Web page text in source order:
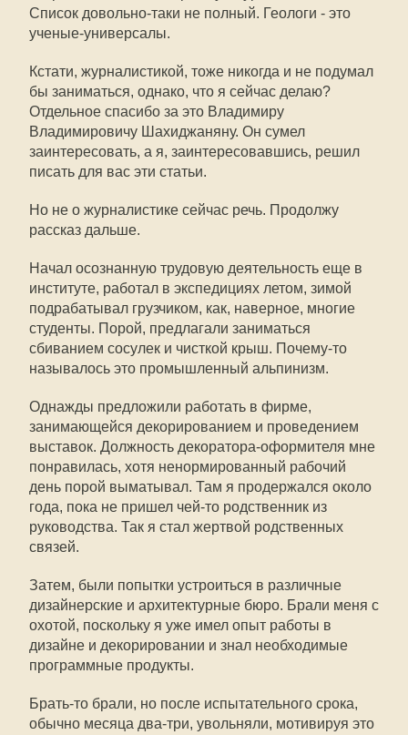
Список довольно-таки не полный. Геологи - это
ученые-универсалы.
Кстати, журналистикой, тоже никогда и не подумал
бы заниматься, однако, что я сейчас делаю?
Отдельное спасибо за это Владимиру
Владимировичу Шахиджаняну. Он сумел
заинтересовать, а я, заинтересовавшись, решил
писать для вас эти статьи.
Но не о журналистике сейчас речь. Продолжу
рассказ дальше.
Начал осознанную трудовую деятельность еще в
институте, работал в экспедициях летом, зимой
подрабатывал грузчиком, как, наверное, многие
студенты. Порой, предлагали заниматься
сбиванием сосулек и чисткой крыш. Почему-то
называлось это промышленный альпинизм.
Однажды предложили работать в фирме,
занимающейся декорированием и проведением
выставок. Должность декоратора-оформителя мне
понравилась, хотя ненормированный рабочий
день порой выматывал. Там я продержался около
года, пока не пришел чей-то родственник из
руководства. Так я стал жертвой родственных
связей.
Затем, были попытки устроиться в различные
дизайнерские и архитектурные бюро. Брали меня с
охотой, поскольку я уже имел опыт работы в
дизайне и декорировании и знал необходимые
программные продукты.
Брать-то брали, но после испытательного срока,
обычно месяца два-три, увольняли, мотивируя это